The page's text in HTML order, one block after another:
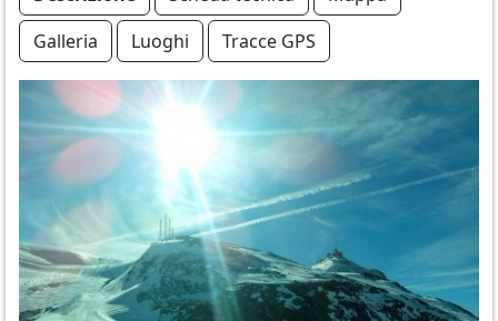
Galleria
Luoghi Tracce GPS